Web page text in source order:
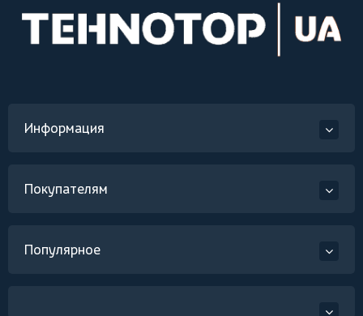
Информация
Покупателям
Популярное